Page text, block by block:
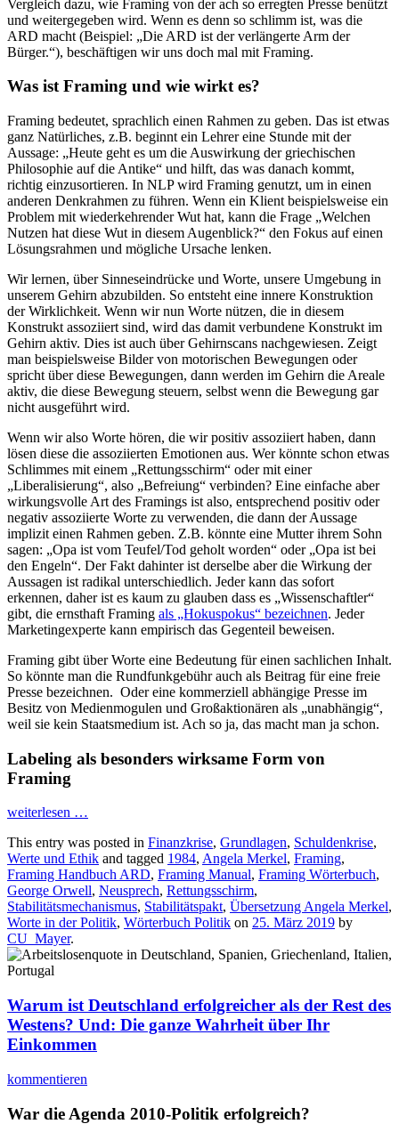
Vergleich dazu, wie Framing von der ach so erregten Presse benützt
und weitergegeben wird. Wenn es denn so schlimm ist, was die
ARD macht (Beispiel: „Die ARD ist der verlängerte Arm der
Bürger.“), beschäftigen wir uns doch mal mit Framing.
Was ist Framing und wie wirkt es?
Framing bedeutet, sprachlich einen Rahmen zu geben. Das ist etwas
ganz Natürliches, z.B. beginnt ein Lehrer eine Stunde mit der
Aussage: „Heute geht es um die Auswirkung der griechischen
Philosophie auf die Antike“ und hilft, das was danach kommt,
richtig einzusortieren. In NLP wird Framing genutzt, um in einen
anderen Denkrahmen zu führen. Wenn ein Klient beispielsweise ein
Problem mit wiederkehrender Wut hat, kann die Frage „Welchen
Nutzen hat diese Wut in diesem Augenblick?“ den Fokus auf einen
Lösungsrahmen und mögliche Ursache lenken.
Wir lernen, über Sinneseindrücke und Worte, unsere Umgebung in
unserem Gehirn abzubilden. So entsteht eine innere Konstruktion
der Wirklichkeit. Wenn wir nun Worte nützen, die in diesem
Konstrukt assoziiert sind, wird das damit verbundene Konstrukt im
Gehirn aktiv. Dies ist auch über Gehirnscans nachgewiesen. Zeigt
man beispielsweise Bilder von motorischen Bewegungen oder
spricht über diese Bewegungen, dann werden im Gehirn die Areale
aktiv, die diese Bewegung steuern, selbst wenn die Bewegung gar
nicht ausgeführt wird.
Wenn wir also Worte hören, die wir positiv assoziiert haben, dann
lösen diese die assoziierten Emotionen aus. Wer könnte schon etwas
Schlimmes mit einem „Rettungsschirm“ oder mit einer
„Liberalisierung“, also „Befreiung“ verbinden? Eine einfache aber
wirkungsvolle Art des Framings ist also, entsprechend positiv oder
negativ assoziierte Worte zu verwenden, die dann der Aussage
implizit einen Rahmen geben. Z.B. könnte eine Mutter ihrem Sohn
sagen: „Opa ist vom Teufel/Tod geholt worden“ oder „Opa ist bei
den Engeln“. Der Fakt dahinter ist derselbe aber die Wirkung der
Aussagen ist radikal unterschiedlich. Jeder kann das sofort
erkennen, daher ist es kaum zu glauben dass es „Wissenschaftler“
gibt, die ernsthaft Framing als „Hokuspokus“ bezeichnen. Jeder
Marketingexperte kann empirisch das Gegenteil beweisen.
Framing gibt über Worte eine Bedeutung für einen sachlichen Inhalt.
So könnte man die Rundfunkgebühr auch als Beitrag für eine freie
Presse bezeichnen. Oder eine kommerziell abhängige Presse im
Besitz von Medienmogulen und Großaktionären als „unabhängig“,
weil sie kein Staatsmedium ist. Ach so ja, das macht man ja schon.
Labeling als besonders wirksame Form von
Framing
weiterlesen …
This entry was posted in Finanzkrise, Grundlagen, Schuldenkrise,
Werte und Ethik and tagged 1984, Angela Merkel, Framing,
Framing Handbuch ARD, Framing Manual, Framing Wörterbuch,
George Orwell, Neusprech, Rettungsschirm,
Stabilitätsmechanismus, Stabilitätspakt, Übersetzung Angela Merkel,
Worte in der Politik, Wörterbuch Politik on 25. März 2019 by
CU_Mayer.
Warum ist Deutschland erfolgreicher als der Rest des
Westens? Und: Die ganze Wahrheit über Ihr
Einkommen
kommentieren
War die Agenda 2010-Politik erfolgreich?